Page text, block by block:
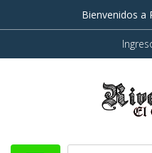
Bienvenidos a